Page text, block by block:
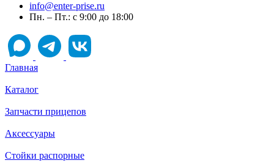
info@enter-prise.ru
Пн. – Пт.: с 9:00 до 18:00
Главная
Каталог
Запчасти прицепов
Аксессуары
Стойки распорные